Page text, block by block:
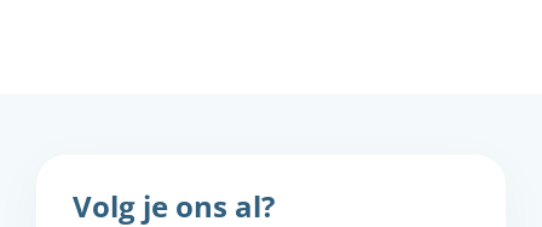
Volg je ons al?